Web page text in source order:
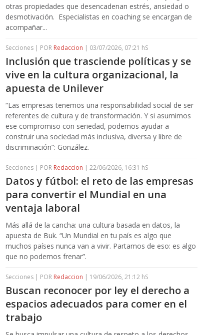
otras propiedades que desencadenan estrés, ansiedad o
desmotivación. Especialistas en coaching se encargan de
acompañar...
Secciones | POR Redaccion | 03/07/2026, 07:21 hS
Inclusión que trasciende políticas y se
vive en la cultura organizacional, la
apuesta de Unilever
“Las empresas tenemos una responsabilidad social de ser
referentes de cultura y de transformación. Y si asumimos
ese compromiso con seriedad, podemos ayudar a
construir una sociedad más inclusiva, diversa y libre de
discriminación”: González.
Secciones | POR Redaccion | 22/06/2026, 16:31 hS
Datos y fútbol: el reto de las empresas
para convertir el Mundial en una
ventaja laboral
Más allá de la cancha: una cultura basada en datos, la
apuesta de Buk. “Un Mundial en tu país es algo que
muchos países nunca van a vivir. Partamos de eso: es algo
que no podemos frenar”.
Secciones | POR Redaccion | 19/06/2026, 21:12 hS
Buscan reconocer por ley el derecho a
espacios adecuados para comer en el
trabajo